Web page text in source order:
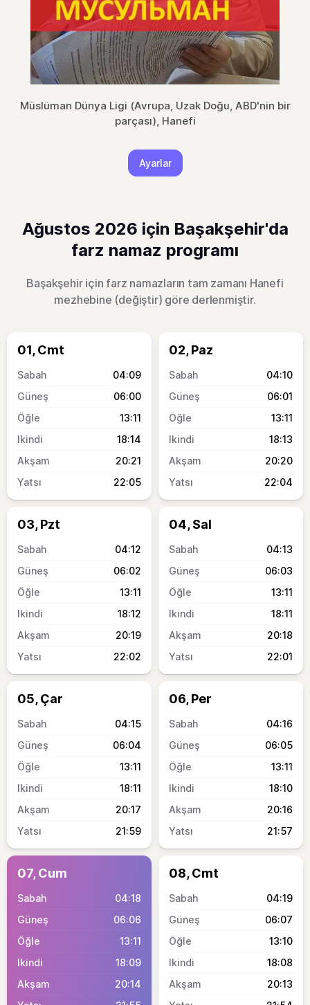
Müslüman Dünya Ligi (Avrupa, Uzak Doğu, ABD'nin bir
parçası), Hanefi
Ayarlar
Ağustos 2026 için Başakşehir'da
farz namaz programı
Başakşehir için farz namazların tam zamanı Hanefi
mezhebine (değiştir) göre derlenmiştir.
01, Cmt
04:09
06:00
13:11
18:14
20:21
22:05
02, Paz
04:10
06:01
13:11
18:13
20:20
22:04
03, Pzt
04:12
06:02
13:11
18:12
20:19
22:02
04, Sal
04:13
06:03
13:11
18:11
20:18
22:01
05, Çar
04:15
06:04
13:11
18:11
20:17
21:59
06, Per
04:16
06:05
13:11
18:10
20:16
21:57
07, Cum
04:18
06:06
13:11
18:09
20:14
08, Cmt
04:19
06:07
13:10
18:08
20:13